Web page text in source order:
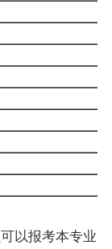
以报考本专业